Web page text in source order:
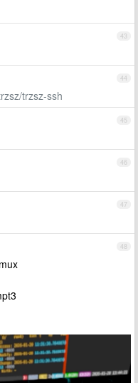
43
44
trzsz-ssh
45
46
47
48